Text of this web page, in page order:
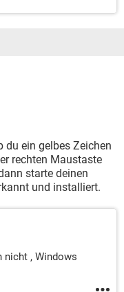
du ein gelbes Zeichen
rechten Maustaste
starte deinen
und installiert.
nicht , Windows